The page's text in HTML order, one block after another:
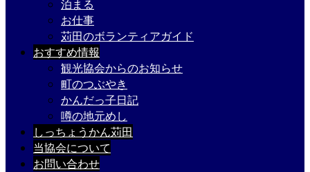
泊まる
お仕事
苅田のボランティアガイド
おすすめ情報
観光協会からのお知らせ
町のつぶやき
かんだっ子日記
噂の地元めし
しっちょうかん苅田
当協会について
お問い合わせ